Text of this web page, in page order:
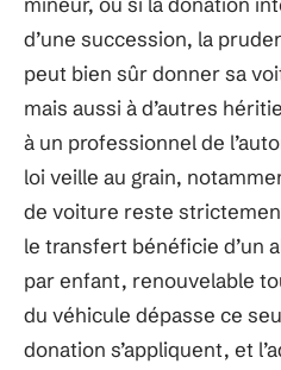
d’une succession, la
peut bien sûr donner sa
mais aussi à d’autres
à un professionnel de
loi veille au grain,
de voiture reste
le transfert bénéficie d’un
par enfant, renouvelable
du véhicule dépasse ce
donation s’appliquent, et